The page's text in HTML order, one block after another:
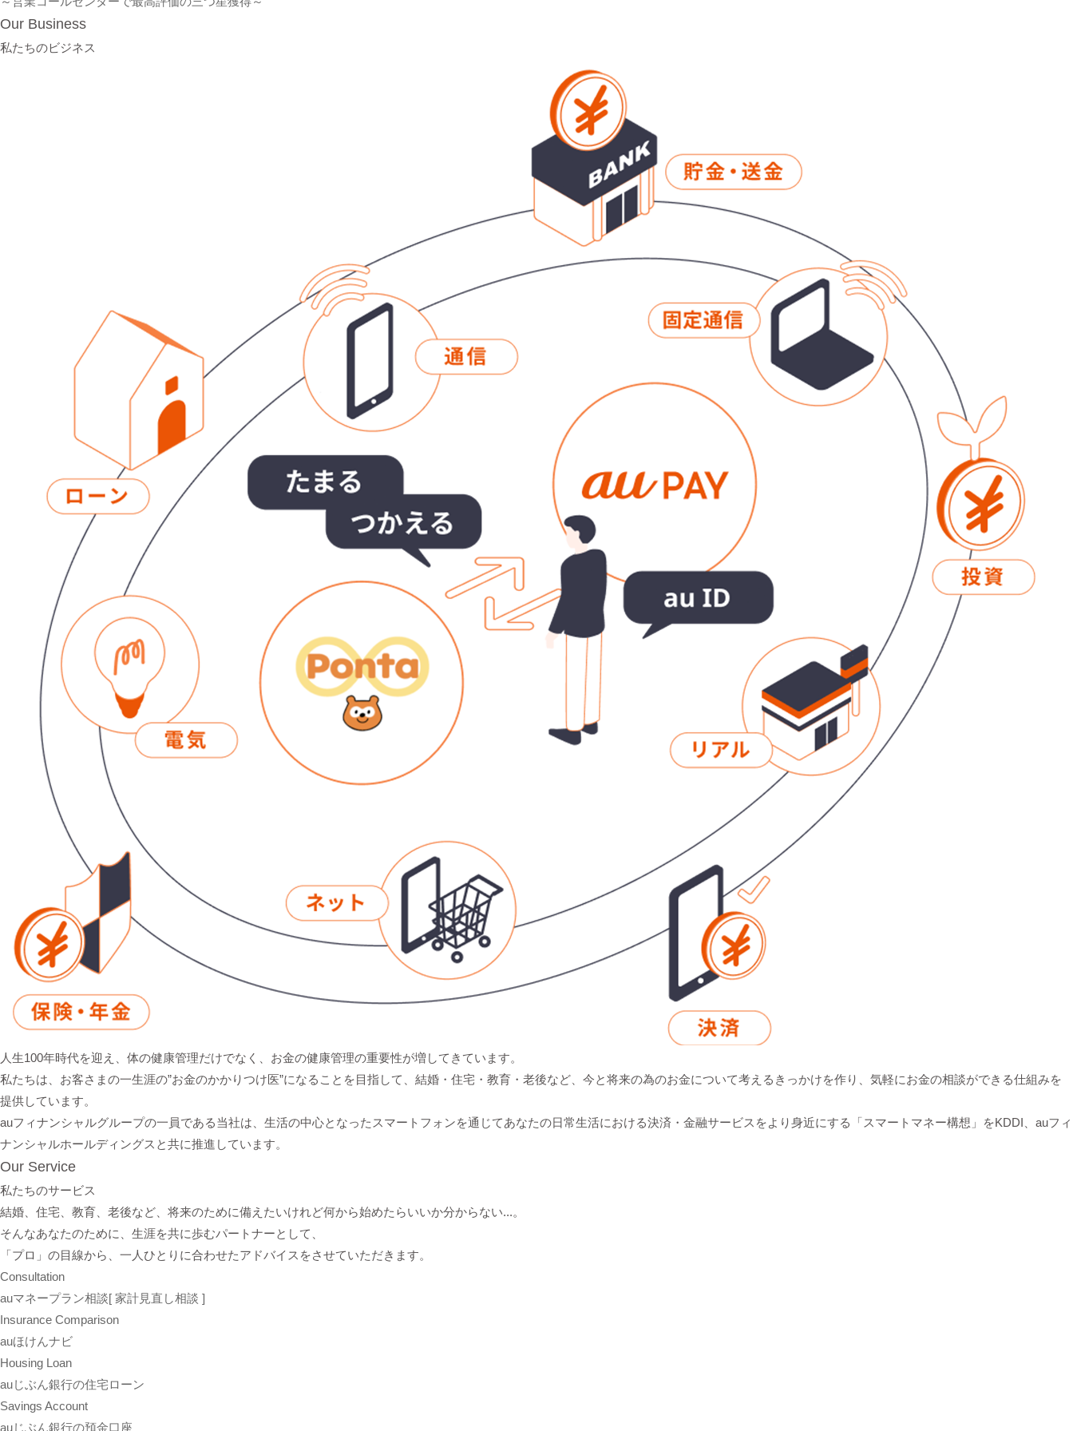
Our Business
私たちのビジネス
人生100年時代を迎え、体の健康管理だけでなく、お金の健康管理の重要性が増してきています。
私たちは、お客さまの一生涯の”お金のかかりつけ医”になることを目指して、結婚・住宅・教育・老後など、今と将来の為のお金について考えるきっかけを作り、気軽にお金の相談ができる仕組みを
提供しています。
auフィナンシャルグループの一員である当社は、生活の中心となったスマートフォンを通じてあなたの日常生活における決済・金融サービスをより身近にする「スマートマネー構想」をKDDI、auフィ
ナンシャルホールディングスと共に推進しています。
Our Service
私たちのサービス
結婚、住宅、教育、老後など、将来のために備えたいけれど何から始めたらいいか分からない...。
そんなあなたのために、生涯を共に歩むパートナーとして、
「プロ」の目線から、一人ひとりに合わせたアドバイスをさせていただきます。
Consultation
auマネープラン相談[ 家計見直し相談 ]
Insurance Comparison
auほけんナビ
Housing Loan
auじぶん銀行の住宅ローン
Savings Account
auじぶん銀行の預金口座